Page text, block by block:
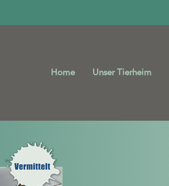
Home Unser Tierheim